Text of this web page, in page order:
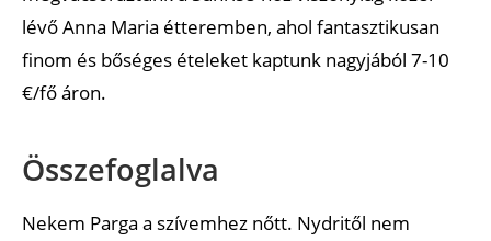
lévő Anna Maria étteremben, ahol fantasztikusan
finom és bőséges ételeket kaptunk nagyjából 7-10
€/fő áron.
Összefoglalva
Nekem Parga a szívemhez nőtt. Nydritől nem